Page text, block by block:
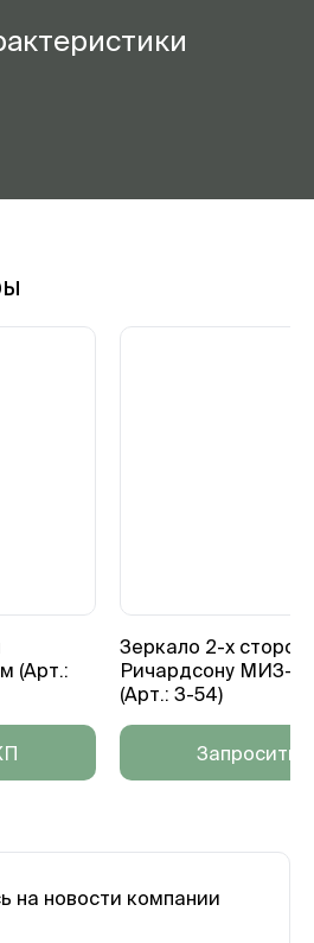
(Арт.:
Зеркало 2-х
Ричардсону МИЗ-
(Арт.: З-54)
Запросить
на новости компании